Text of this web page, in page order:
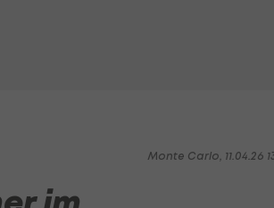
Monte Carlo, 11.04.26